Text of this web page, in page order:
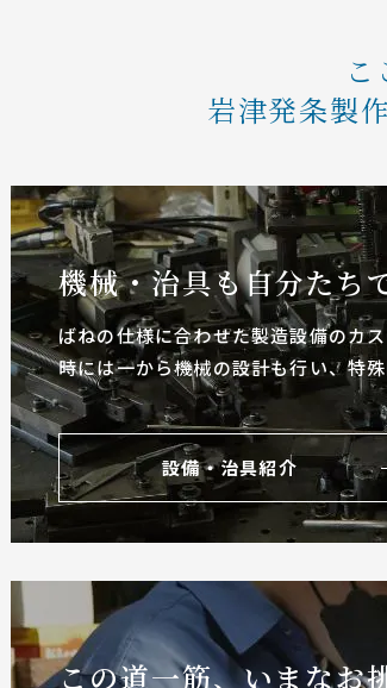
こ
岩津発条製
機械・治具も自分たち
ばねの仕様に合わせた製造設備のカ
時には一から機械の設計も行い、特
設備・治具紹介
この道一筋、いまなお